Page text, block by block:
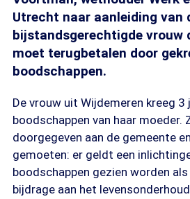
Utrecht naar aanleiding van
bijstandsgerechtigde vrouw
moet terugbetalen door
boodschappen.
De vrouw uit Wijdemeren kreeg 3
boodschappen van haar moeder.
doorgegeven aan de gemeente
gemoeten: er geldt een
boodschappen gezien worden
bijdrage aan het